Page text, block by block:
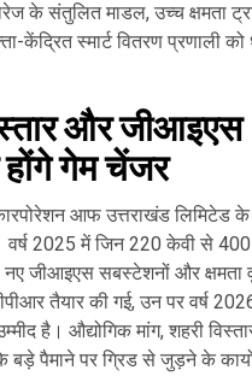
के संतुलित माडल, उच्च क्षमता
केंद्रित स्मार्ट वितरण प्रणाली
और जीआइएस
गेम चेंजर
आफ उत्तराखंड लिमिटेड
वर्ष 2025 में जिन 220 केवी से
नए जीआइएस सबस्टेशनों और क्षमता
तैयार की गई, उन पर वर्ष 2026
है। औद्योगिक मांग, शहरी
बड़े पैमाने पर ग्रिड से जुड़ने के